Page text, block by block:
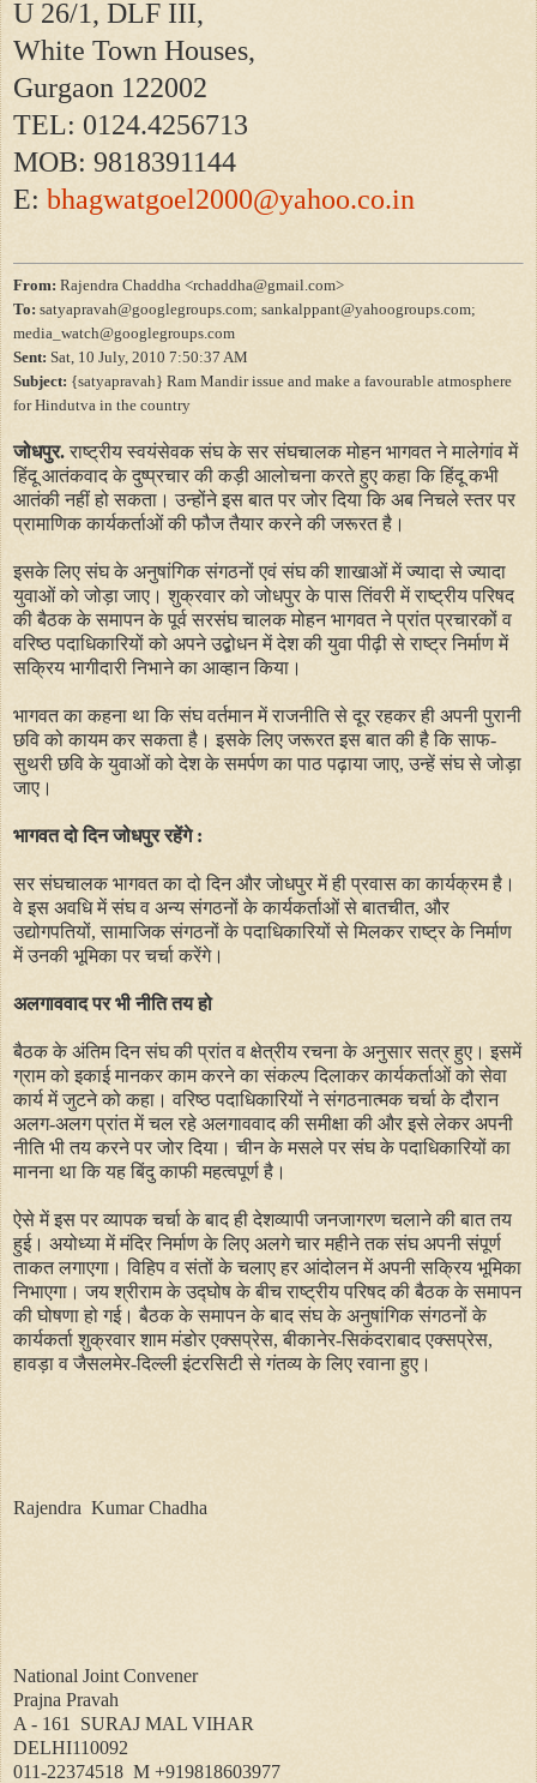
U 26/1, DLF III,
White Town Houses,
Gurgaon 122002
TEL: 0124.4256713
MOB: 9818391144
E: bhagwatgoel2000@yahoo.co.in
From: Rajendra Chaddha <rchaddha@gmail.com>
To: satyapravah@googlegroups.com; sankalppant@yahoogroups.com;
media_watch@googlegroups.com
Sent: Sat, 10 July, 2010 7:50:37 AM
Subject: {satyapravah} Ram Mandir issue and make a favourable atmosphere
for Hindutva in the country
जोधपुर.राष्ट्रीय स्वयंसेवक संघ के सर संघचालक मोहन भागवत ने मालेगांव में
हिंदू आतंकवाद के दुष्प्रचार की कड़ी आलोचना करते हुए कहा कि हिंदू कभी
आतंकी नहीं हो सकता। उन्होंने इस बात पर जोर दिया कि अब निचले स्तर पर
प्रामाणिक कार्यकर्ताओं की फौज तैयार करने की जरूरत है।
इसके लिए संघ के अनुषांगिक संगठनों एवं संघ की शाखाओं में ज्यादा से ज्यादा
युवाओं को जोड़ा जाए। शुक्रवार को जोधपुर के पास तिंवरी में राष्ट्रीय परिषद
की बैठक के समापन के पूर्व सरसंघ चालक मोहन भागवत ने प्रांत प्रचारकों व
वरिष्ठ पदाधिकारियों को अपने उद्बोधन में देश की युवा पीढ़ी से राष्ट्र निर्माण में
सक्रिय भागीदारी निभाने का आव्हान किया।
भागवत का कहना था कि संघ वर्तमान में राजनीति से दूर रहकर ही अपनी पुरानी
छवि को कायम कर सकता है। इसके लिए जरूरत इस बात की है कि साफ-
सुथरी छवि के युवाओं को देश के समर्पण का पाठ पढ़ाया जाए, उन्हें संघ से जोड़ा
जाए।
भागवत दो दिन जोधपुर रहेंगे :
सर संघचालक भागवत का दो दिन और जोधपुर में ही प्रवास का कार्यक्रम है।
वे इस अवधि में संघ व अन्य संगठनों के कार्यकर्ताओं से बातचीत, और
उद्योगपतियों, सामाजिक संगठनों के पदाधिकारियों से मिलकर राष्ट्र के निर्माण
में उनकी भूमिका पर चर्चा करेंगे।
अलगाववाद पर भी नीति तय हो
बैठक के अंतिम दिन संघ की प्रांत व क्षेत्रीय रचना के अनुसार सत्र हुए। इसमें
ग्राम को इकाई मानकर काम करने का संकल्प दिलाकर कार्यकर्ताओं को सेवा
कार्य में जुटने को कहा। वरिष्ठ पदाधिकारियों ने संगठनात्मक चर्चा के दौरान
अलग-अलग प्रांत में चल रहे अलगाववाद की समीक्षा की और इसे लेकर अपनी
नीति भी तय करने पर जोर दिया। चीन के मसले पर संघ के पदाधिकारियों का
मानना था कि यह बिंदु काफी महत्वपूर्ण है।
ऐसे में इस पर व्यापक चर्चा के बाद ही देशव्यापी जनजागरण चलाने की बात तय
हुई। अयोध्या में मंदिर निर्माण के लिए अलगे चार महीने तक संघ अपनी संपूर्ण
ताकत लगाएगा। विहिप व संतों के चलाए हर आंदोलन में अपनी सक्रिय भूमिका
निभाएगा। जय श्रीराम के उद्घोष के बीच राष्ट्रीय परिषद की बैठक के समापन
की घोषणा हो गई। बैठक के समापन के बाद संघ के अनुषांगिक संगठनों के
कार्यकर्ता शुक्रवार शाम मंडोर एक्सप्रेस, बीकानेर-सिकंदराबाद एक्सप्रेस,
हावड़ा व जैसलमेर-दिल्ली इंटरसिटी से गंतव्य के लिए रवाना हुए।
Rajendra Kumar Chadha
National Joint Convener
Prajna Pravah
A - 161 SURAJ MAL VIHAR
DELHI110092
011-22374518 M +919818603977